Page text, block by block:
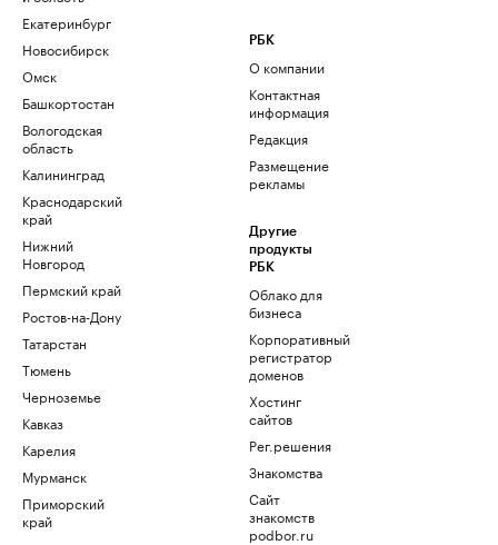
Екатеринбург
Новосибирск
Омск
Башкортостан
Вологодская
область
Калининград
Краснодарский
край
Нижний
Новгород
Пермский край
Ростов-на-Дону
Татарстан
Тюмень
Черноземье
Кавказ
Карелия
Мурманск
Приморский
край
РБК
О компании
Контактная
информация
Редакция
Размещение
рекламы
Другие
продукты
РБК
Облако для
бизнеса
Корпоративный
регистратор
доменов
Хостинг
сайтов
Рег.решения
Знакомства
Сайт
знакомств
podbor.ru